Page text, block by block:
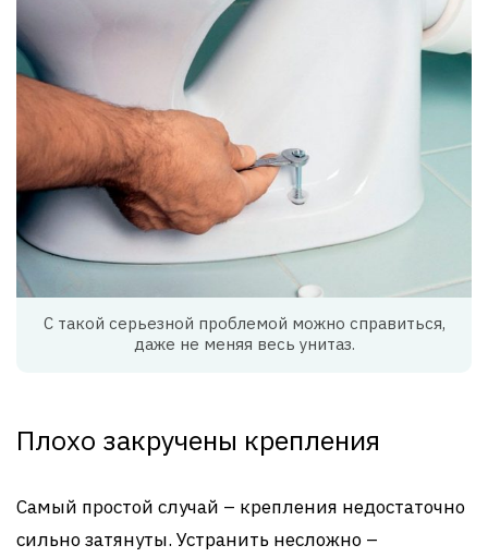
С такой серьезной проблемой можно справиться,
даже не меняя весь унитаз.
Плохо закручены крепления
Самый простой случай – крепления недостаточно
сильно затянуты. Устранить несложно –